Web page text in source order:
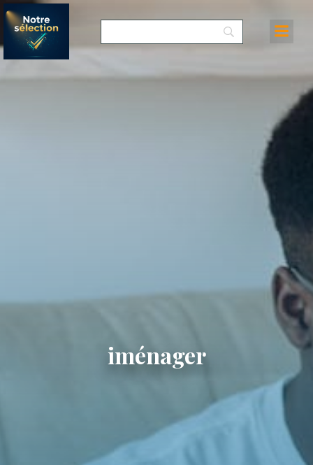
iménager